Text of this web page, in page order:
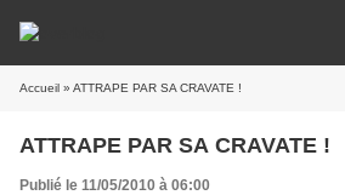
Accueil » ATTRAPE PAR SA CRAVATE !
ATTRAPE PAR SA CRAVATE !
Publié le 11/05/2010 à 06:00